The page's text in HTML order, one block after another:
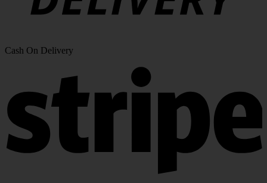
Cash On Delivery